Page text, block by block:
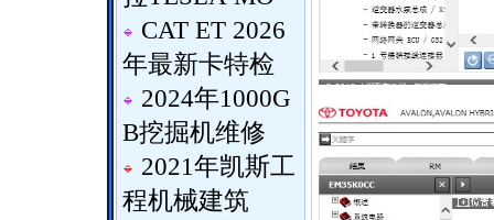
CAT ET 2026
年最新卡特检
2024年1000G
B挖掘机维修
2021年凯斯工
程机械建筑